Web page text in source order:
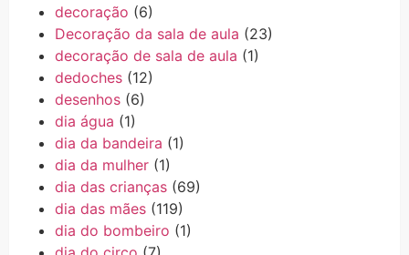
decoração (6)
Decoração da sala de aula (23)
decoração de sala de aula (1)
dedoches (12)
desenhos (6)
dia água (1)
dia da bandeira (1)
dia da mulher (1)
dia das crianças (69)
dia das mães (119)
dia do bombeiro (1)